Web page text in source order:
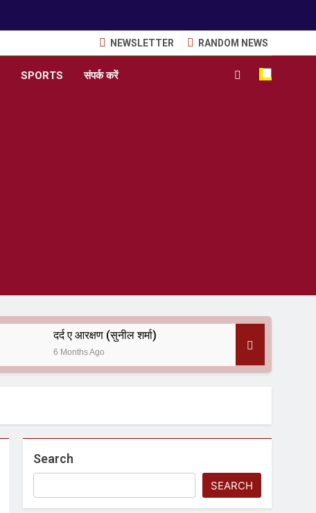
NEWSLETTER RANDOM NEWS
SPORTS संपर्क करें
दर्द ए आरक्षण (सुनील शर्मा)
6 Months Ago
Search
SEARCH